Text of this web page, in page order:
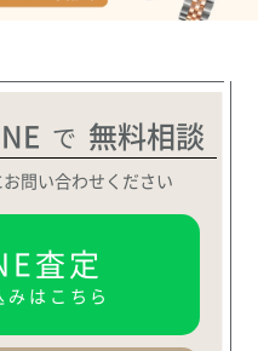
で 無料相談
問い合わせください
査定
みはこちら